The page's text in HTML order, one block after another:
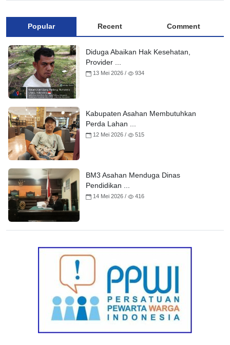
Popular Recent Comment
Diduga Abaikan Hak Kesehatan,
Provider ...
13 Mei 2026 / 934
Kabupaten Asahan Membutuhkan
Perda Lahan ...
12 Mei 2026 / 515
BM3 Asahan Menduga Dinas
Pendidikan ...
14 Mei 2026 / 416